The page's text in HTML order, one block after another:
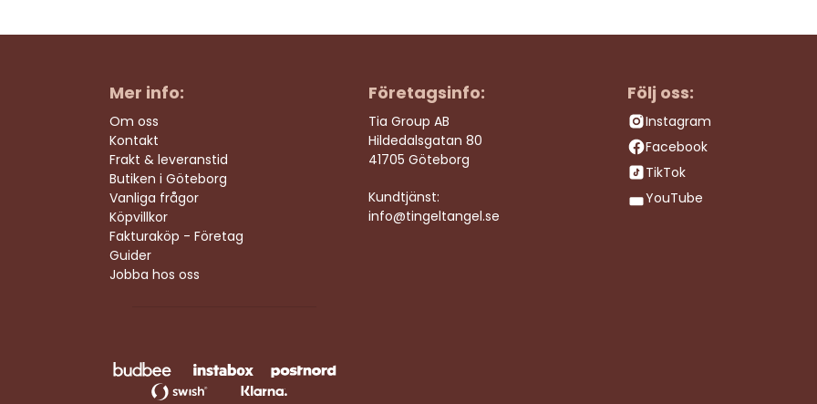
Mer info:
Om oss
Kontakt
Frakt & leveranstid
Butiken i Göteborg
Vanliga frågor
Köpvillkor
Fakturaköp - Företag
Guider
Jobba hos oss
Företagsinfo:
Tia Group AB
Hildedalsgatan 80
41705 Göteborg
Kundtjänst:
info@tingeltangel.se
Följ oss:
Instagram
Facebook
TikTok
YouTube